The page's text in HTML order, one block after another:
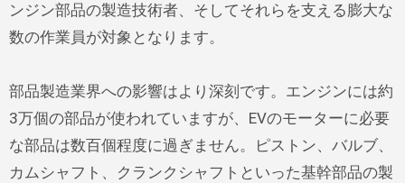
ンジン部品の製造技術者、そしてそれらを支える膨大な
数の作業員が対象となります。
部品製造業界への影響はより深刻です。エンジンには約
3万個の部品が使われていますが、EVのモーターに必要
な部品は数百個程度に過ぎません。ピストン、バルブ、
カムシャフト、クランクシャフトといった基幹部品の製